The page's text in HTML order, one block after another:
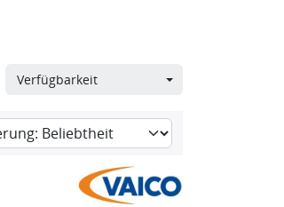
Verfügbarkeit